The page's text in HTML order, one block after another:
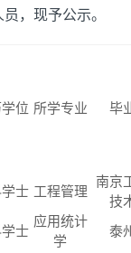
，现予公示。
位 所学专业 毕
士 工程管理
南京
技
士
应用统计
学
泰